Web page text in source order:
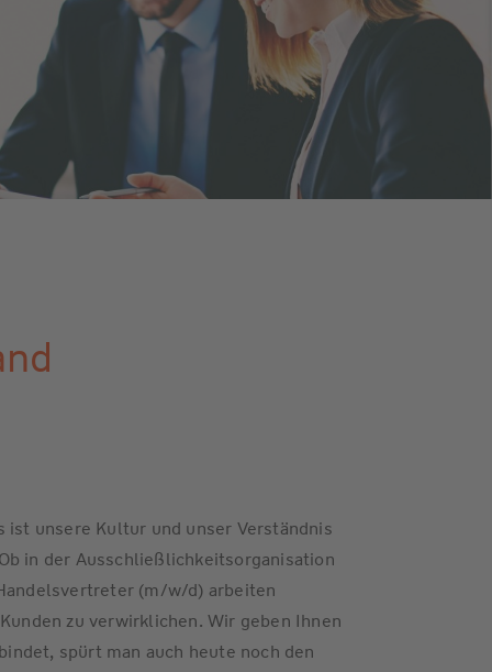
ist unsere Kultur und unser Verständnis
in der Ausschließlichkeitsorganisation
(m/w/d) arbeiten
zu verwirklichen. Wir geben Ihnen
spürt man auch heute noch den